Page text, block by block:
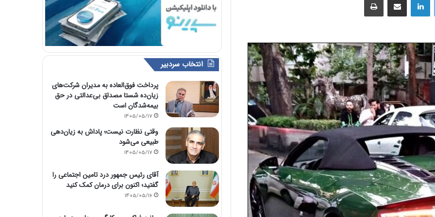
انتخاب سردبیر
پرداخت فوق‌العاده به مدیران شرکت‌های
زیان‌ده شستا مصداق بی‌عدالتی در حق
بیمه‌شدگان است
1405/05/17
وقتی نظارت نیست؛ پاداش به زیان‌دهی
طبیعی می‌شود
1405/05/17
آقای رئیس جمهور درد تامین اجتماعی را
گفتید؛ اکنون برای درمان کمک کنید
1405/05/16